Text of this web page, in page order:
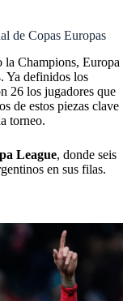
de Copas Europas
la Champions, Europa
Ya definidos los
26 los jugadores que
de estos piezas clave
torneo.
League, donde seis
en sus filas.